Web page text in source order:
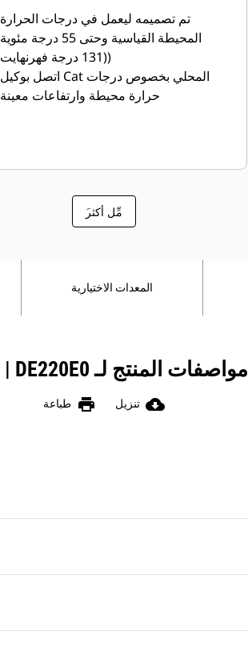
تم تصميمه ليعمل في درجات الحرارة
المحيطة القياسية وحتى 55 درجة مئوية
(131 درجة فهرنهايت)
اتصل بوكيل Cat المحلي بخصوص درجات
حرارة محيطة وارتفاعات معينة
َمِّل أكثر
المعدات الاختيارية
مواصفات المنتج لـ C7.1 | DE220E0
cloud_download تنزيل print طباعة